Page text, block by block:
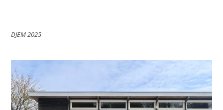
DJEM 2025